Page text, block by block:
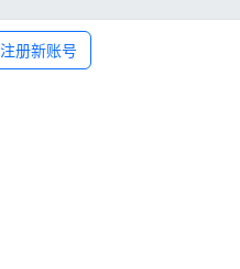
注册新账号